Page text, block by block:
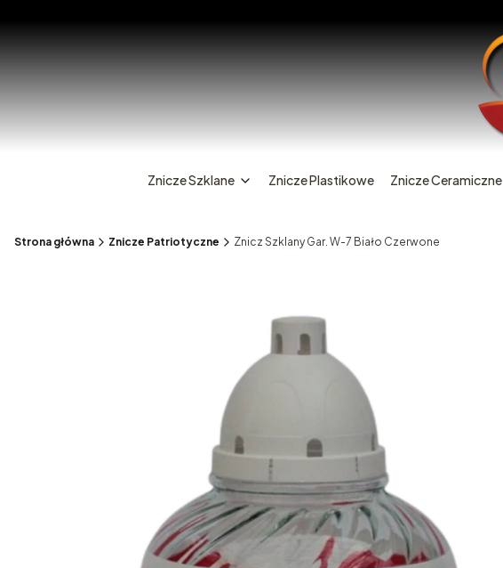
Znicze Szklane Znicze Plastikowe Znicze Ceramiczne
Strona główna Znicze Patriotyczne Znicz Szklany Gar. W-7 Biało Czerwone